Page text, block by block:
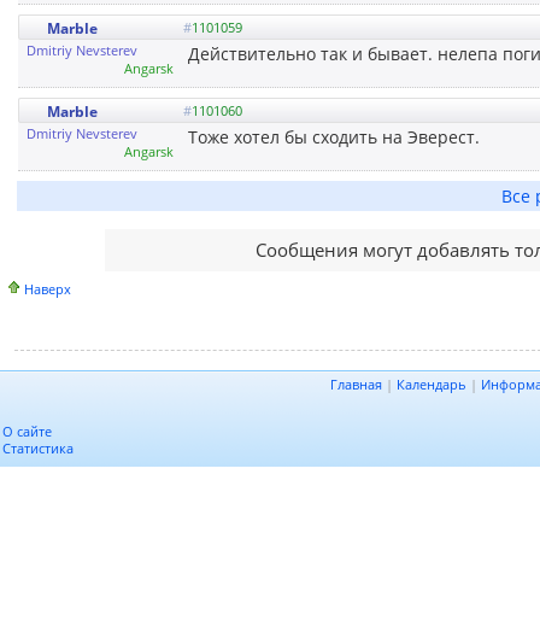
Marble #1101059
Dmitriy Nevsterev
Angarsk
Действительно так и бывает. нелепа
Marble #1101060
Dmitriy Nevsterev
Angarsk
Тоже хотел бы сходить на Эверест.
Все
Сообщения могут добавлять
Наверх
Главная | Календарь |
О сайте
Статистика